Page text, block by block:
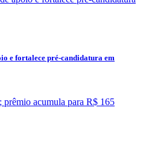
e fortalece pré-candidatura em